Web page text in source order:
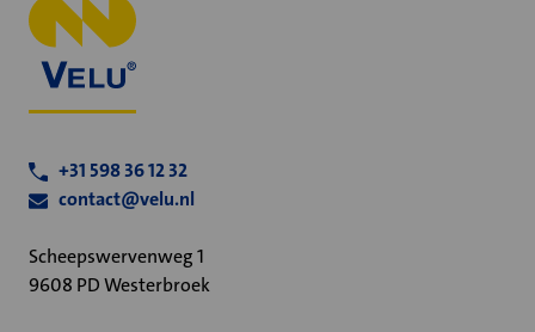
+31 598 36 12 32
contact@velu.nl
Scheepswervenweg 1
9608 PD Westerbroek